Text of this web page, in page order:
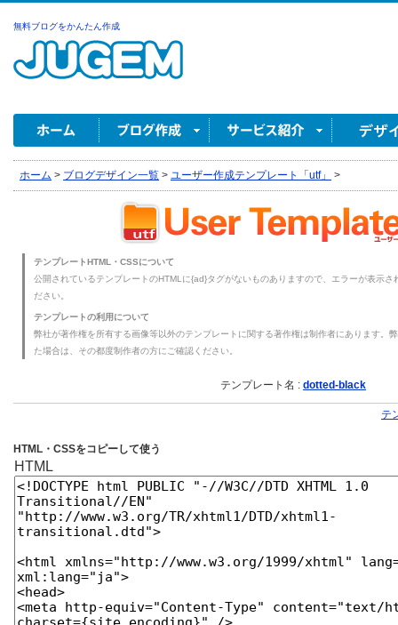
無料ブログをかんたん作成
ホーム > ブログデザイン一覧 > ユーザー作成テンプレート「utf」 >
テンプレートHTML・CSSについて
公開されているテンプレートのHTMLに{ad}タグがないものありますので、エラーが表示
ださい。
テンプレートの利用について
弊社が著作権を所有する画像等以外のテンプレートに関する著作権は制作者にあります。
た場合は、その都度制作者の方にご確認ください。
テンプレート名 : dotted-black
テ
HTML・CSSをコピーして使う
HTML